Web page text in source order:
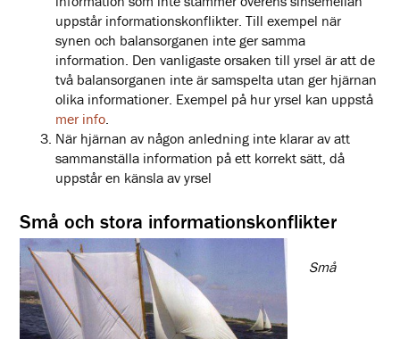
uppstår informationskonflikter. Till exempel när
synen och balansorganen inte ger samma
information. Den vanligaste orsaken till yrsel är att de
två balansorganen inte är samspelta utan ger hjärnan
olika informationer. Exempel på hur yrsel kan uppstå
mer info
När hjärnan av någon anledning inte klarar av att
sammanställa information på ett korrekt sätt, då
uppstår en känsla av yrsel
Små och stora informationskonflikter
Små